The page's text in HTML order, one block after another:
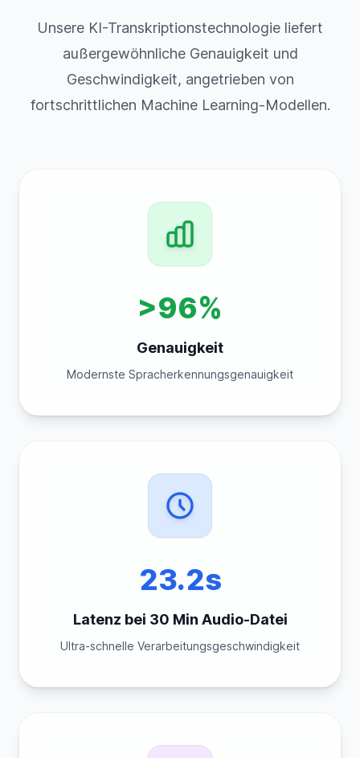
Unsere KI-Transkriptionstechnologie liefert
außergewöhnliche Genauigkeit und
Geschwindigkeit, angetrieben von
fortschrittlichen Machine Learning-Modellen.
>96%
Genauigkeit
Modernste Spracherkennungsgenauigkeit
23.2s
Latenz bei 30 Min Audio-Datei
Ultra-schnelle Verarbeitungsgeschwindigkeit